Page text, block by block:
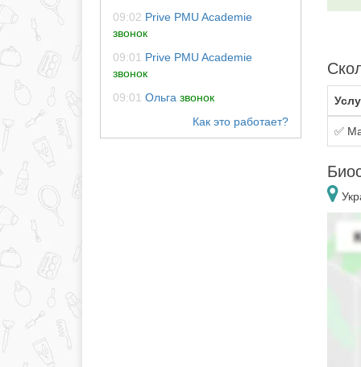
09:02 Prive PMU Academie
звонок
09:01 Prive PMU Academie
звонок
09:01 Ольга звонок
✅